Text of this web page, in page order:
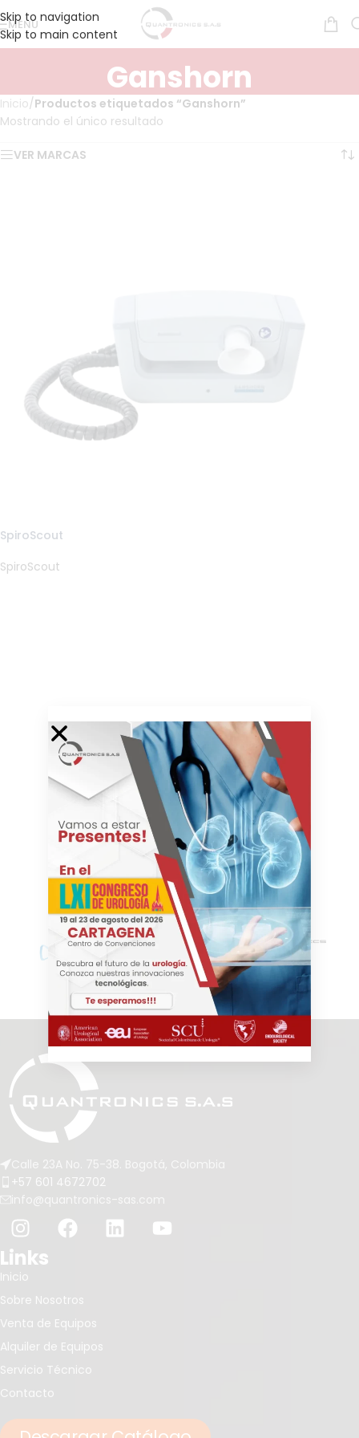
Skip to navigation
Skip to main content
MENÚ
Ganshorn
Inicio/Productos etiquetados “Ganshorn”
Mostrando el único resultado
VER MARCAS
SpiroScout
SpiroScout
Calle 23A No. 75-38. Bogotá, Colombia
+57 601 4672702
info@quantronics-sas.com
Links
Inicio
Sobre Nosotros
Venta de Equipos
Alquiler de Equipos
Servicio Técnico
Contacto